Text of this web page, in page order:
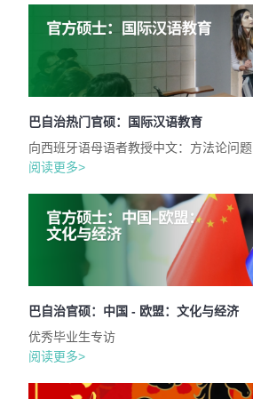
巴自治热门官硕：国际汉语教育
向西班牙语母语者教授中文：方法论问题
阅读更多>
巴自治官硕：中国 - 欧盟：文化与经济
优秀毕业生专访
阅读更多>